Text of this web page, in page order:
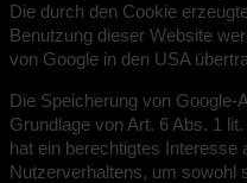
Die durch den Cookie
Benutzung dieser Website
von Google in den USA
Die Speicherung von
Grundlage von Art. 6 Abs. 1
hat ein berechtigtes Interesse
Nutzerverhaltens, um sowohl